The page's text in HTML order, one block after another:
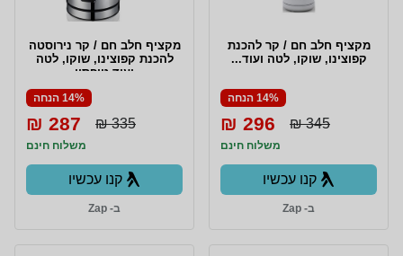
מקציף חלב חם / קר להכנת
קפוצינו, שוקו, לטה ועוד...
14% הנחה
345 ₪
296 ₪
משלוח חינם
קנו עכשיו
ב- Zap
מקציף חלב חם / קר נירוסטה
להכנת קפוצינו, שוקו, לטה
ועוד טופסון
14% הנחה
335 ₪
287 ₪
משלוח חינם
קנו עכשיו
ב- Zap